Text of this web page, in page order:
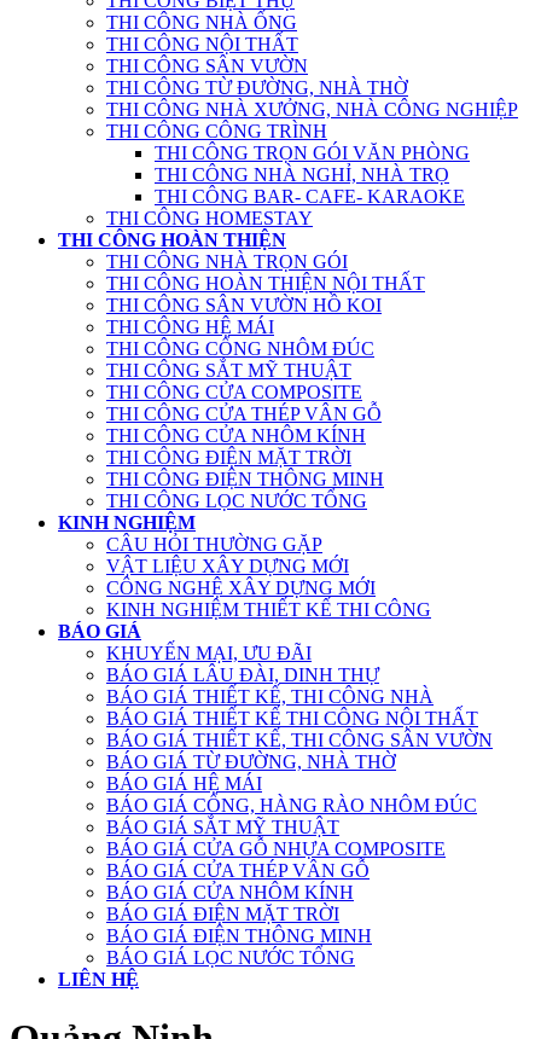
THI CÔNG NHÀ ỐNG
THI CÔNG NỘI THẤT
THI CÔNG SÂN VƯỜN
THI CÔNG TỪ ĐƯỜNG, NHÀ THỜ
THI CÔNG NHÀ XƯỞNG, NHÀ CÔNG NGHIỆP
THI CÔNG CÔNG TRÌNH
THI CÔNG TRỌN GÓI VĂN PHÒNG
THI CÔNG NHÀ NGHỈ, NHÀ TRỌ
THI CÔNG BAR- CAFE- KARAOKE
THI CÔNG HOMESTAY
THI CÔNG HOÀN THIỆN
THI CÔNG NHÀ TRỌN GÓI
THI CÔNG HOÀN THIỆN NỘI THẤT
THI CÔNG SÂN VƯỜN HỒ KOI
THI CÔNG HỆ MÁI
THI CÔNG CỔNG NHÔM ĐÚC
THI CÔNG SẮT MỸ THUẬT
THI CÔNG CỬA COMPOSITE
THI CÔNG CỬA THÉP VÂN GỖ
THI CÔNG CỬA NHÔM KÍNH
THI CÔNG ĐIỆN MẶT TRỜI
THI CÔNG ĐIỆN THÔNG MINH
THI CÔNG LỌC NƯỚC TỔNG
KINH NGHIỆM
CÂU HỎI THƯỜNG GẶP
VẬT LIỆU XÂY DỰNG MỚI
CÔNG NGHỆ XÂY DỰNG MỚI
KINH NGHIỆM THIẾT KẾ THI CÔNG
BÁO GIÁ
KHUYẾN MẠI, ƯU ĐÃI
BÁO GIÁ LÂU ĐÀI, DINH THỰ
BÁO GIÁ THIẾT KẾ, THI CÔNG NHÀ
BÁO GIÁ THIẾT KẾ THI CÔNG NỘI THẤT
BÁO GIÁ THIẾT KẾ, THI CÔNG SÂN VƯỜN
BÁO GIÁ TỪ ĐƯỜNG, NHÀ THỜ
BÁO GIÁ HỆ MÁI
BÁO GIÁ CỔNG, HÀNG RÀO NHÔM ĐÚC
BÁO GIÁ SẮT MỸ THUẬT
BÁO GIÁ CỬA GỖ NHỰA COMPOSITE
BÁO GIÁ CỬA THÉP VÂN GỖ
BÁO GIÁ CỬA NHÔM KÍNH
BÁO GIÁ ĐIỆN MẶT TRỜI
BÁO GIÁ ĐIỆN THÔNG MINH
BÁO GIÁ LỌC NƯỚC TỔNG
LIÊN HỆ